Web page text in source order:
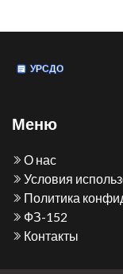
Меню
О нас
Условия
Политика
ФЗ-152
Контакты